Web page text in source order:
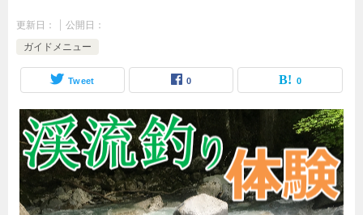
更新日：
公開日：
ガイドメニュー
Tweet 0 0